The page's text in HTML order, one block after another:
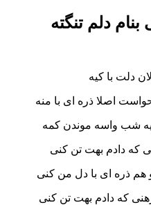
تنگته
کیه
ذره ای با منه
موندن کمه
بهت تن کنی
با دل من کنی
بهت تن کنی